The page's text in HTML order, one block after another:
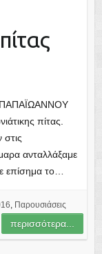
ΠΑΠΑΪΩΑΝΝΟΥ
πίτας.
ανταλλάξαμε
επίσημα το…
, Παρουσιάσεις
περισσότερα...